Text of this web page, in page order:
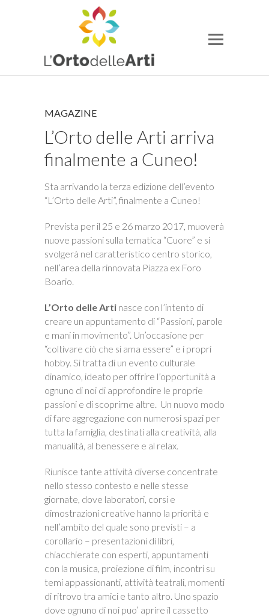
MAGAZINE
L’Orto delle Arti arriva
finalmente a Cuneo!
Sta arrivando la terza edizione dell’evento
“L’Orto delle Arti”, finalmente a Cuneo!
Prevista per il 25 e 26 marzo 2017, muoverà
nuove passioni sulla tematica “Cuore” e si
svolgerà nel caratteristico centro storico,
nell’area della rinnovata Piazza ex Foro
Boario.
L’Orto delle Arti nasce con l’intento di
creare un appuntamento di “Passioni, parole
e mani in movimento”. Un’occasione per
“coltivare ciò che si ama essere” e i propri
hobby. Si tratta di un evento culturale
dinamico, ideato per offrire l’opportunità a
ognuno di noi di approfondire le proprie
passioni e di scoprirne altre. Un nuovo modo
di fare aggregazione con numerosi spazi per
tutta la famiglia, destinati alla creatività, alla
manualità, al benessere e al relax.
Riunisce tante attività diverse concentrate
nello stesso contesto e nelle stesse
giornate, dove laboratori, corsi e
dimostrazioni creative hanno la priorità e
nell’ambito del quale sono previsti – a
corollario – presentazioni di libri,
chiacchierate con esperti, appuntamenti
con la musica, proiezione di film, incontri su
temi appassionanti, attività teatrali, momenti
di ritrovo tra amici e tanto altro. Uno spazio
dove ognuno di noi puo’ aprire il cassetto